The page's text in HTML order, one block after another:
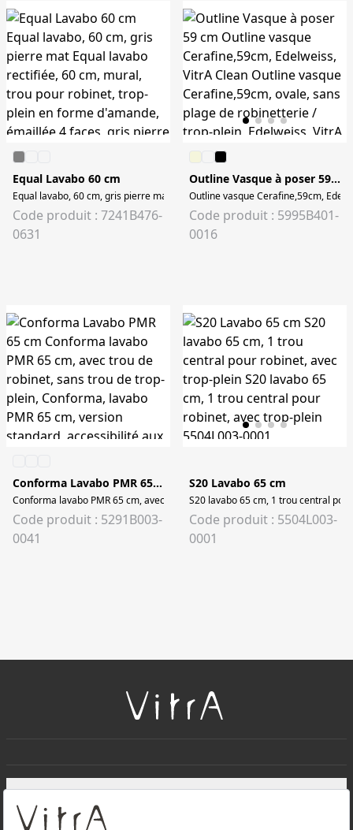
Equal Lavabo 60 cm
Equal lavabo, 60 cm, gris pierre mat Equal lavabo rectifiée, 60 cm, mural,
Code produit : 7241B476-
0631
Outline Vasque à poser 59 cm
Code produit : 5995B401-
0016
Conforma Lavabo PMR 65 cm
Code produit : 5291B003-
0041
S20 Lavabo 65 cm
S20 lavabo 65 cm, 1 trou central
Code produit : 5504L003-
0001